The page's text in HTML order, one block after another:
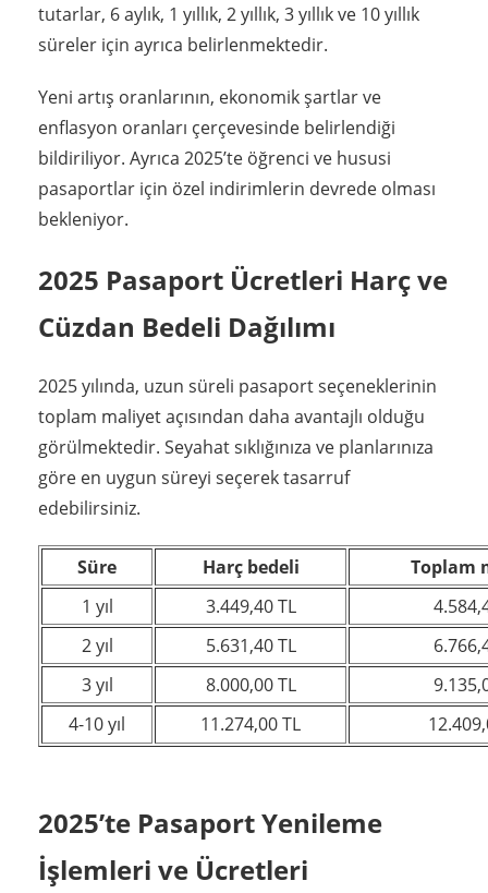
tutarlar, 6 aylık, 1 yıllık, 2 yıllık, 3 yıllık ve 10 yıllık
süreler için ayrıca belirlenmektedir.
Yeni artış oranlarının, ekonomik şartlar ve
enflasyon oranları çerçevesinde belirlendiği
bildiriliyor. Ayrıca 2025’te öğrenci ve hususi
pasaportlar için özel indirimlerin devrede olması
bekleniyor.
2025 Pasaport Ücretleri Harç ve
Cüzdan Bedeli Dağılımı
2025 yılında, uzun süreli pasaport seçeneklerinin
toplam maliyet açısından daha avantajlı olduğu
görülmektedir. Seyahat sıklığınıza ve planlarınıza
göre en uygun süreyi seçerek tasarruf
edebilirsiniz.
Süre Harç bedeli
Toplam
1 yıl
3.449,40 TL
2 yıl
5.631,40 TL
3 yıl
8.000,00 TL
4-10 yıl
11.274,00 TL
2025’te Pasaport Yenileme
İşlemleri ve Ücretleri